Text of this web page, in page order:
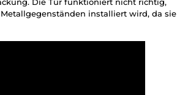
installiert wird, da sie